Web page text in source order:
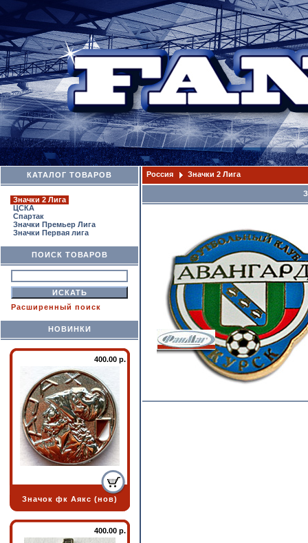
КАТАЛОГ ТОВАРОВ
Значки 2 Лига
ЦСКА
Спартак
Значки Премьер Лига
Значки Первая лига
ПОИСК ТОВАРОВ
Расширенный поиск
НОВИНКИ
400.00 р.
Значок фк Аякс (нов)
400.00 р.
Россия Значки 2 Лига